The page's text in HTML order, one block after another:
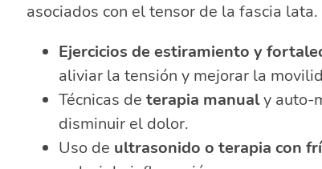
asociados con el tensor de la fascia
Ejercicios de estiramiento y
aliviar la tensión y mejorar la
Técnicas de terapia manualy auto-
disminuir el dolor.
Uso de ultrasonido o terapia con